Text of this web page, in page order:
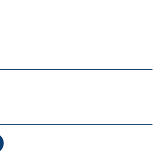
- Sito esterno - Apertura in
- Apertura in nuova finestra
apre il programma di posta
pagina: scelta meno